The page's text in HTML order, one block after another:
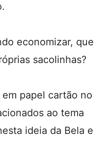
economizar, que
sacolinhas?
papel cartão no
ao tema
ideia da Bela e